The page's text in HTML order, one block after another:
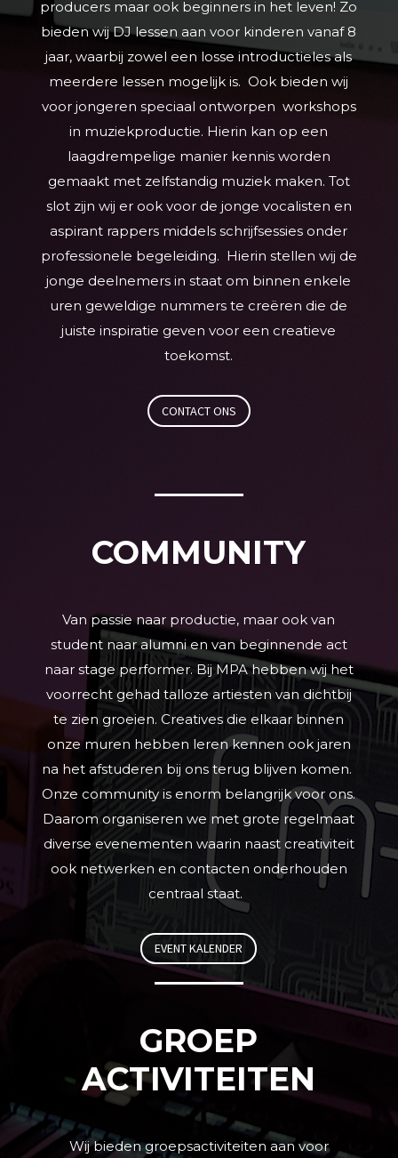
producers maar ook beginners in het leven! Zo
bieden wij DJ lessen aan voor kinderen vanaf 8
jaar, waarbij zowel een losse introductieles als
meerdere lessen mogelijk is. Ook bieden wij
voor jongeren speciaal ontworpen workshops
in muziekproductie. Hierin kan op een
laagdrempelige manier kennis worden
gemaakt met zelfstandig muziek maken. Tot
slot zijn wij er ook voor de jonge vocalisten en
aspirant rappers middels schrijfsessies onder
professionele begeleiding. Hierin stellen wij de
jonge deelnemers in staat om binnen enkele
uren geweldige nummers te creëren die de
juiste inspiratie geven voor een creatieve
toekomst.
CONTACT ONS
COMMUNITY
Van passie naar productie, maar ook van
student naar alumni en van beginnende act
naar stage performer. Bij MPA hebben wij het
voorrecht gehad talloze artiesten van dichtbij
te zien groeien. Creatives die elkaar binnen
onze muren hebben leren kennen ook jaren
na het afstuderen bij ons terug blijven komen.
Onze community is enorm belangrijk voor ons.
Daarom organiseren we met grote regelmaat
diverse evenementen waarin naast creativiteit
ook netwerken en contacten onderhouden
centraal staat.
EVENT KALENDER
GROEP
ACTIVITEITEN
Wij bieden groepsactiviteiten aan voor